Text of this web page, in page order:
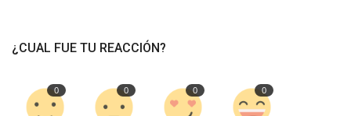
¿CUAL FUE TU REACCIÓN?
0 0 0 0